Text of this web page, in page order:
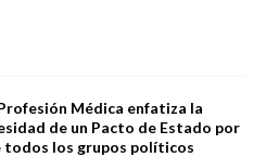
Médica enfatiza la
de un Pacto de Estado por
todos los grupos políticos